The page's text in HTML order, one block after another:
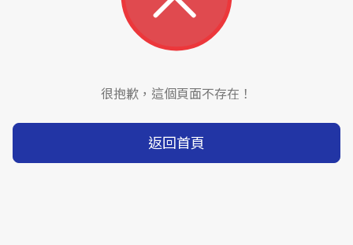
很抱歉，這個頁面不存在！
返回首頁